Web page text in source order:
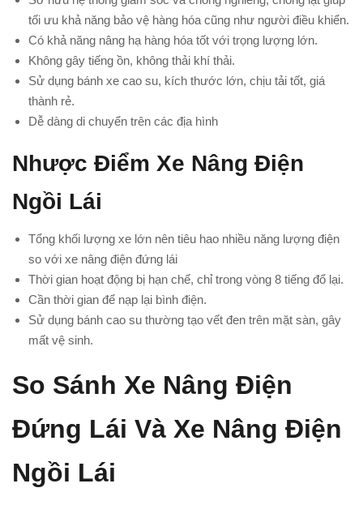
tối ưu khả năng bảo vệ hàng hóa cũng như người điều khiển.
Có khả năng nâng hạ hàng hóa tốt với trọng lượng lớn.
Không gây tiếng ồn, không thải khí thải.
Sử dụng bánh xe cao su, kích thước lớn, chịu tải tốt, giá
thành rẻ.
Dễ dàng di chuyển trên các địa hình
Nhược Điểm Xe Nâng Điện
Ngồi Lái
Tổng khối lượng xe lớn nên tiêu hao nhiều năng lượng điện
so với xe nâng điện đứng lái
Thời gian hoạt động bị hạn chế, chỉ trong vòng 8 tiếng đổ lại.
Cần thời gian để nạp lại bình điện.
Sử dụng bánh cao su thường tạo vết đen trên mặt sàn, gây
mất vệ sinh.
So Sánh Xe Nâng Điện
Đứng Lái Và Xe Nâng Điện
Ngồi Lái